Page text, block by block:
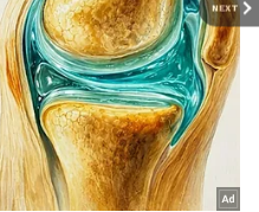
NEXT
தமிழக
மத்திய அரசு
எந்த
அப்படி